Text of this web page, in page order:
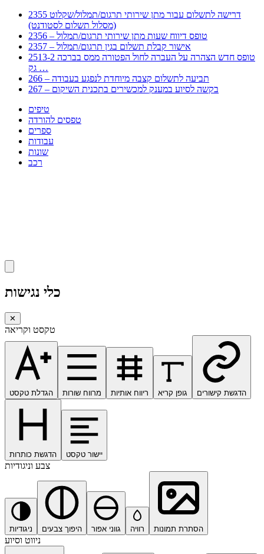
2355 דרישה לתשלום עבור מתן שירותי תרגום/תמלול/שקלוט
(מסלול תשלום לסטודנט)
2356 – טופס דיווח שעות מתן שירותי תרגום/תמלול
2357 – אישור קבלת תשלום בגין תרגום/תמלול
2513-2 טופס חדש הצהרה על העברה לחול הפטורה ממס בברכה
גק …
266 – תביעה לתשלום קצבה מיוחדת לנפגע בעבודה
267 – בקשה לסיוע במענק למכשירים בתכנית השיקום
טיפים
טפסים להורדה
ספרים
עבודות
שונות
רכב
כלי נגישות
✕
טקסט וקריאה
הגדלת טקסט מרווח שורות ריווח אותיות גופן קריא הדגשת קישורים
הדגשת כותרות יישור טקסט
צבע וניגודיות
ניגודיות היפוך צבעים גווני אפור רוויה הסתרת תמונות
ניווט וסיוע